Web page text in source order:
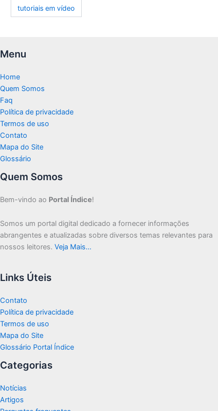
tutoriais em vídeo
Menu
Home
Quem Somos
Faq
Política de privacidade
Termos de uso
Contato
Mapa do Site
Glossário
Quem Somos
Bem-vindo ao Portal Índice!
Somos um portal digital dedicado a fornecer informações
abrangentes e atualizadas sobre diversos temas relevantes para
nossos leitores. Veja Mais…
Links Úteis
Contato
Política de privacidade
Termos de uso
Mapa do Site
Glossário Portal Índice
Categorias
Notícias
Artigos